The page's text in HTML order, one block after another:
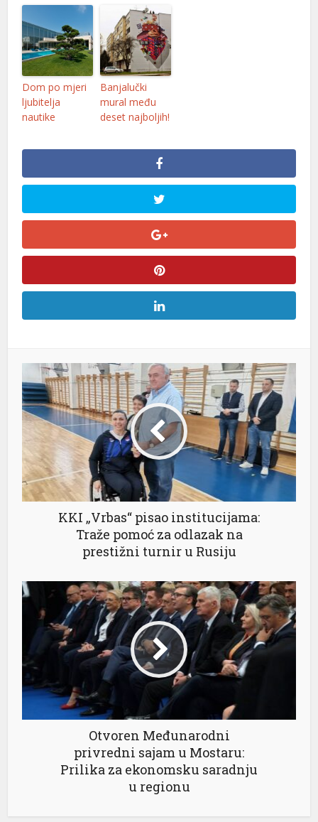
Dom po mjeri
ljubitelja
nautike
Banjalučki
mural među
deset najboljih!
KKI „Vrbas“ pisao institucijama:
Traže pomoć za odlazak na
prestižni turnir u Rusiju
Otvoren Međunarodni
privredni sajam u Mostaru:
Prilika za ekonomsku saradnju
u regionu